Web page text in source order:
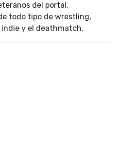
del portal.
todo tipo de wrestling,
y el deathmatch.